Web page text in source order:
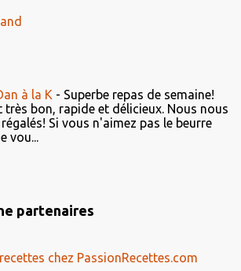
à la K - Superbe repas de semaine!
très bon, rapide et délicieux. Nous nous
Si vous n'aimez pas le beurre
vou...
partenaires
chez PassionRecettes.com